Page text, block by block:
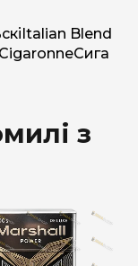
Italian Blend
CigaronneСига
з